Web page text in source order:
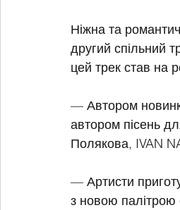
Ніжна та
другий спільний
цей трек став на
— Автором
автором пісень
Полякова, IVAN
— Артисти
з новою палітрою